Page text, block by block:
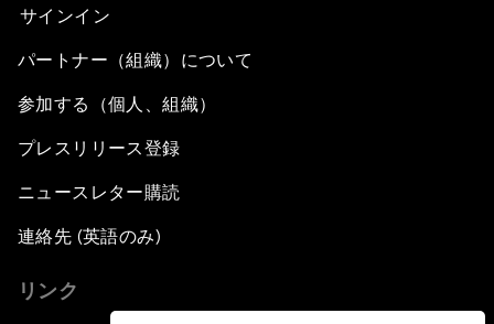
サインイン
パートナー（組織）について
参加する（個人、組織）
プレスリリース登録
ニュースレター購読
連絡先 (英語のみ)
リンク